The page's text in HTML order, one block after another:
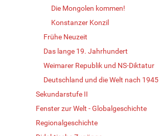
Die Mongolen kommen!
Konstanzer Konzil
Frühe Neuzeit
Das lange 19. Jahrhundert
Weimarer Republik und NS-Diktatur
Deutschland und die Welt nach 1945
Sekundarstufe II
Fenster zur Welt - Globalgeschichte
Regionalgeschichte